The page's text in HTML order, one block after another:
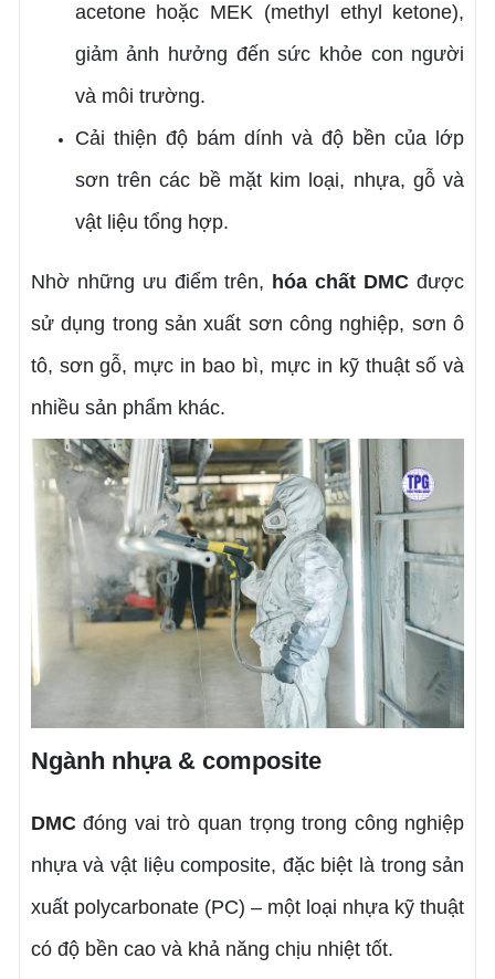
acetone hoặc MEK (methyl ethyl ketone),
giảm ảnh hưởng đến sức khỏe con người
và môi trường.
Cải thiện độ bám dính và độ bền của lớp
sơn trên các bề mặt kim loại, nhựa, gỗ và
vật liệu tổng hợp.
Nhờ những ưu điểm trên, hóa chất DMC được
sử dụng trong sản xuất sơn công nghiệp, sơn ô
tô, sơn gỗ, mực in bao bì, mực in kỹ thuật số và
nhiều sản phẩm khác.
Ngành nhựa & composite
DMCđóng vai trò quan trọng trong công nghiệp
nhựa và vật liệu composite, đặc biệt là trong sản
xuất polycarbonate (PC) – một loại nhựa kỹ thuật
có độ bền cao và khả năng chịu nhiệt tốt.